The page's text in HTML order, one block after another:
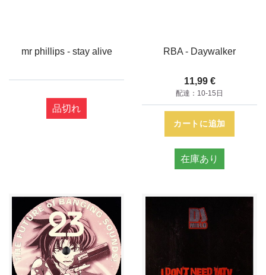
mr phillips - stay alive
品切れ
RBA - Daywalker
11,99 €
配達：10-15日
カートに追加
在庫あり